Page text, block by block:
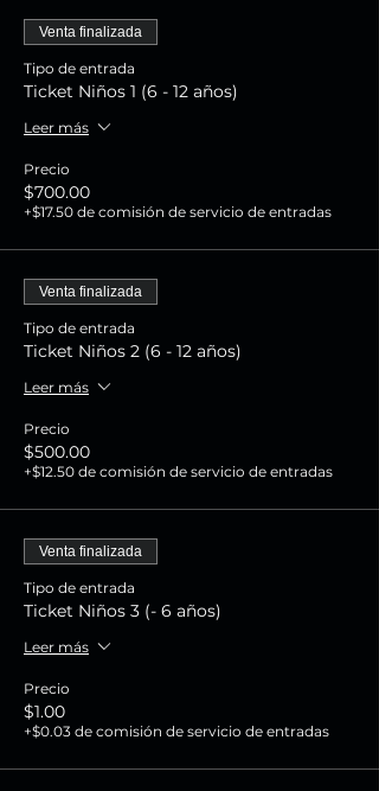
Venta finalizada
Tipo de entrada
Ticket Niños 1 (6 - 12 años)
Leer más
Precio
$700.00
+$17.50 de comisión de servicio de entradas
Venta finalizada
Tipo de entrada
Ticket Niños 2 (6 - 12 años)
Leer más
Precio
$500.00
+$12.50 de comisión de servicio de entradas
Venta finalizada
Tipo de entrada
Ticket Niños 3 (- 6 años)
Leer más
Precio
$1.00
+$0.03 de comisión de servicio de entradas